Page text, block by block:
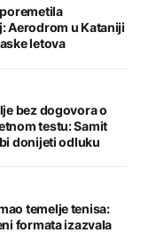
Aerodrom u Kataniji
letova
bez dogovora o
testu: Samit
donijeti odluku
temelje tenisa:
formata izazvala